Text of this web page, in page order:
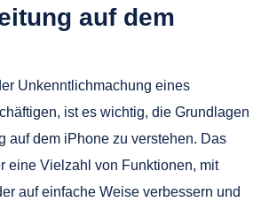
auf dem
Unkenntlichmachung eines
ist es wichtig, die Grundlagen
auf dem iPhone zu verstehen. Das
eine Vielzahl von Funktionen, mit
auf einfache Weise verbessern und